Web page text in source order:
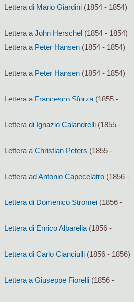
Lettera di Mario Giardini (1854 - 1854)
Lettera a John Herschel (1854 - 1854)
Lettera a Peter Hansen (1854 - 1854)
Lettera a Peter Hansen (1854 - 1854)
Lettera a Francesco Sforza (1855 -
Lettera di Ignazio Calandrelli (1855 -
Lettera a Christian Peters (1855 -
Lettera ad Antonio Capecelatro (1856 -
Lettera di Domenico Stromei (1856 -
Lettera di Enrico Albarella (1856 -
Lettera di Carlo Cianciulli (1856 - 1856)
Lettera a Giuseppe Fiorelli (1856 -